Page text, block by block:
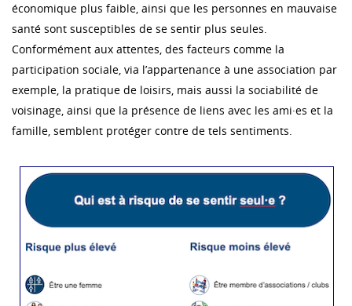
économique plus faible, ainsi que les personnes en mauvaise
santé sont susceptibles de se sentir plus seules.
Conformément aux attentes, des facteurs comme la
participation sociale, via l’appartenance à une association par
exemple, la pratique de loisirs, mais aussi la sociabilité de
voisinage, ainsi que la présence de liens avec les ami·es et la
famille, semblent protéger contre de tels sentiments.